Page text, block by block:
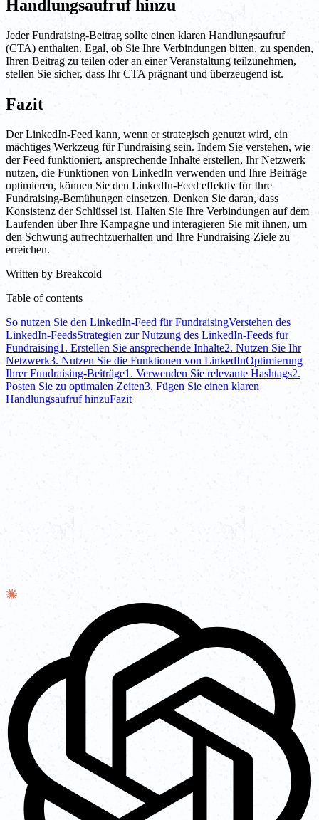
Handlungsaufruf hinzu
Jeder Fundraising-Beitrag sollte einen klaren Handlungsaufruf
(CTA) enthalten. Egal, ob Sie Ihre Verbindungen bitten, zu spenden,
Ihren Beitrag zu teilen oder an einer Veranstaltung teilzunehmen,
stellen Sie sicher, dass Ihr CTA prägnant und überzeugend ist.
Fazit
Der LinkedIn-Feed kann, wenn er strategisch genutzt wird, ein
mächtiges Werkzeug für Fundraising sein. Indem Sie verstehen, wie
der Feed funktioniert, ansprechende Inhalte erstellen, Ihr Netzwerk
nutzen, die Funktionen von LinkedIn verwenden und Ihre Beiträge
optimieren, können Sie den LinkedIn-Feed effektiv für Ihre
Fundraising-Bemühungen einsetzen. Denken Sie daran, dass
Konsistenz der Schlüssel ist. Halten Sie Ihre Verbindungen auf dem
Laufenden über Ihre Kampagne und interagieren Sie mit ihnen, um
den Schwung aufrechtzuerhalten und Ihre Fundraising-Ziele zu
erreichen.
Written by Breakcold
Table of contents
So nutzen Sie den LinkedIn-Feed für FundraisingVerstehen des
LinkedIn-FeedsStrategien zur Nutzung des LinkedIn-Feeds für
Fundraising1. Erstellen Sie ansprechende Inhalte2. Nutzen Sie Ihr
Netzwerk3. Nutzen Sie die Funktionen von LinkedInOptimierung
Ihrer Fundraising-Beiträge1. Verwenden Sie relevante Hashtags2.
Posten Sie zu optimalen Zeiten3. Fügen Sie einen klaren
Handlungsaufruf hinzuFazit